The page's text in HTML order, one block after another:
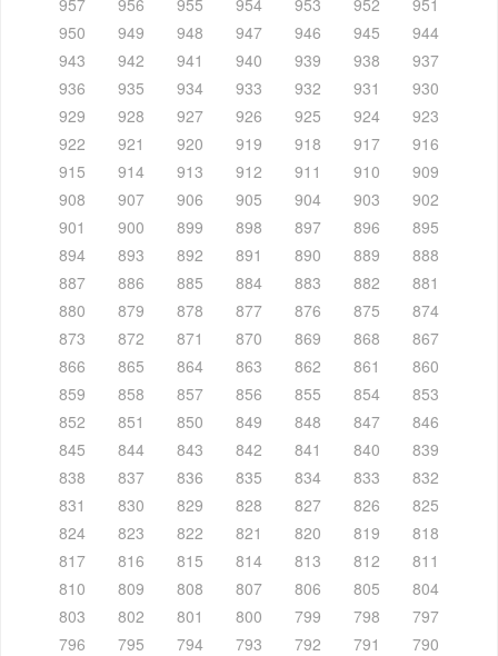
950
949 948 947 946 945
944
943
942 941 940 939 938
937
936
935 934 933 932 931
930
929
928 927 926 925 924
923
922
921 920 919 918 917
916
915
914 913 912 911 910
909
908
907 906 905 904 903
902
901
900 899 898 897 896
895
894
893 892 891 890 889
888
887
886 885 884 883 882
881
880
879 878 877 876 875
874
873
872 871 870 869 868
867
866
865 864 863 862 861
860
859
858 857 856 855 854
853
852
851 850 849 848 847
846
845
844 843 842 841 840
839
838
837 836 835 834 833
832
831
830 829 828 827 826
825
824
823 822 821 820 819
818
817
816 815 814 813 812
811
810
809 808 807 806 805
804
803
802 801 800 799 798
797
796
795 794 793 792 791 790